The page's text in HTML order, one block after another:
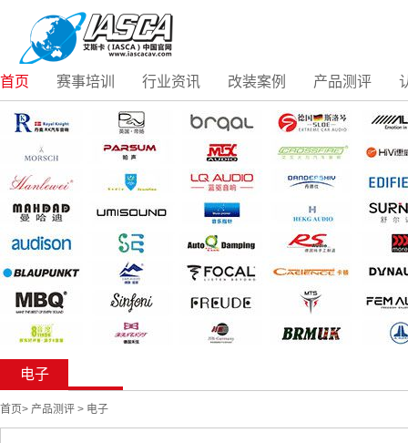
首页 赛事培训 行业资讯 改装案例 产品测评
电子
首页> 产品测评 > 电子